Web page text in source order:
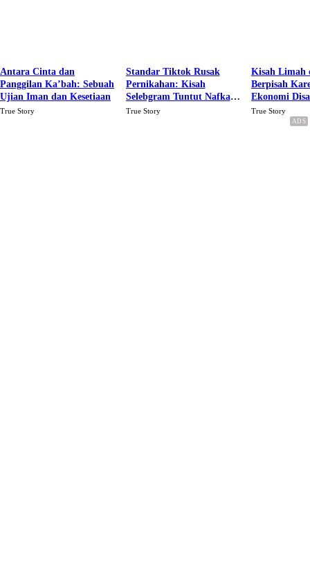
Antara Cinta dan
Panggilan Ka’bah: Sebuah
Ujian Iman dan Kesetiaan
True Story
Standar Tiktok Rusak
Pernikahan: Kisah
Selebgram Tuntut Nafkah
Rp.15 Juta Perbulan
True Story
Kisah Limah
Berpisah
Ekonomi
Karena Cinta
True Story